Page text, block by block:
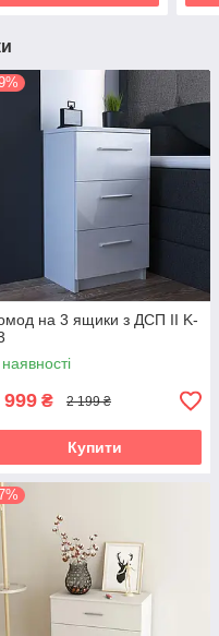
на 3 ящики з ДСП II K-
999 ₴ 2 199 ₴
Купити